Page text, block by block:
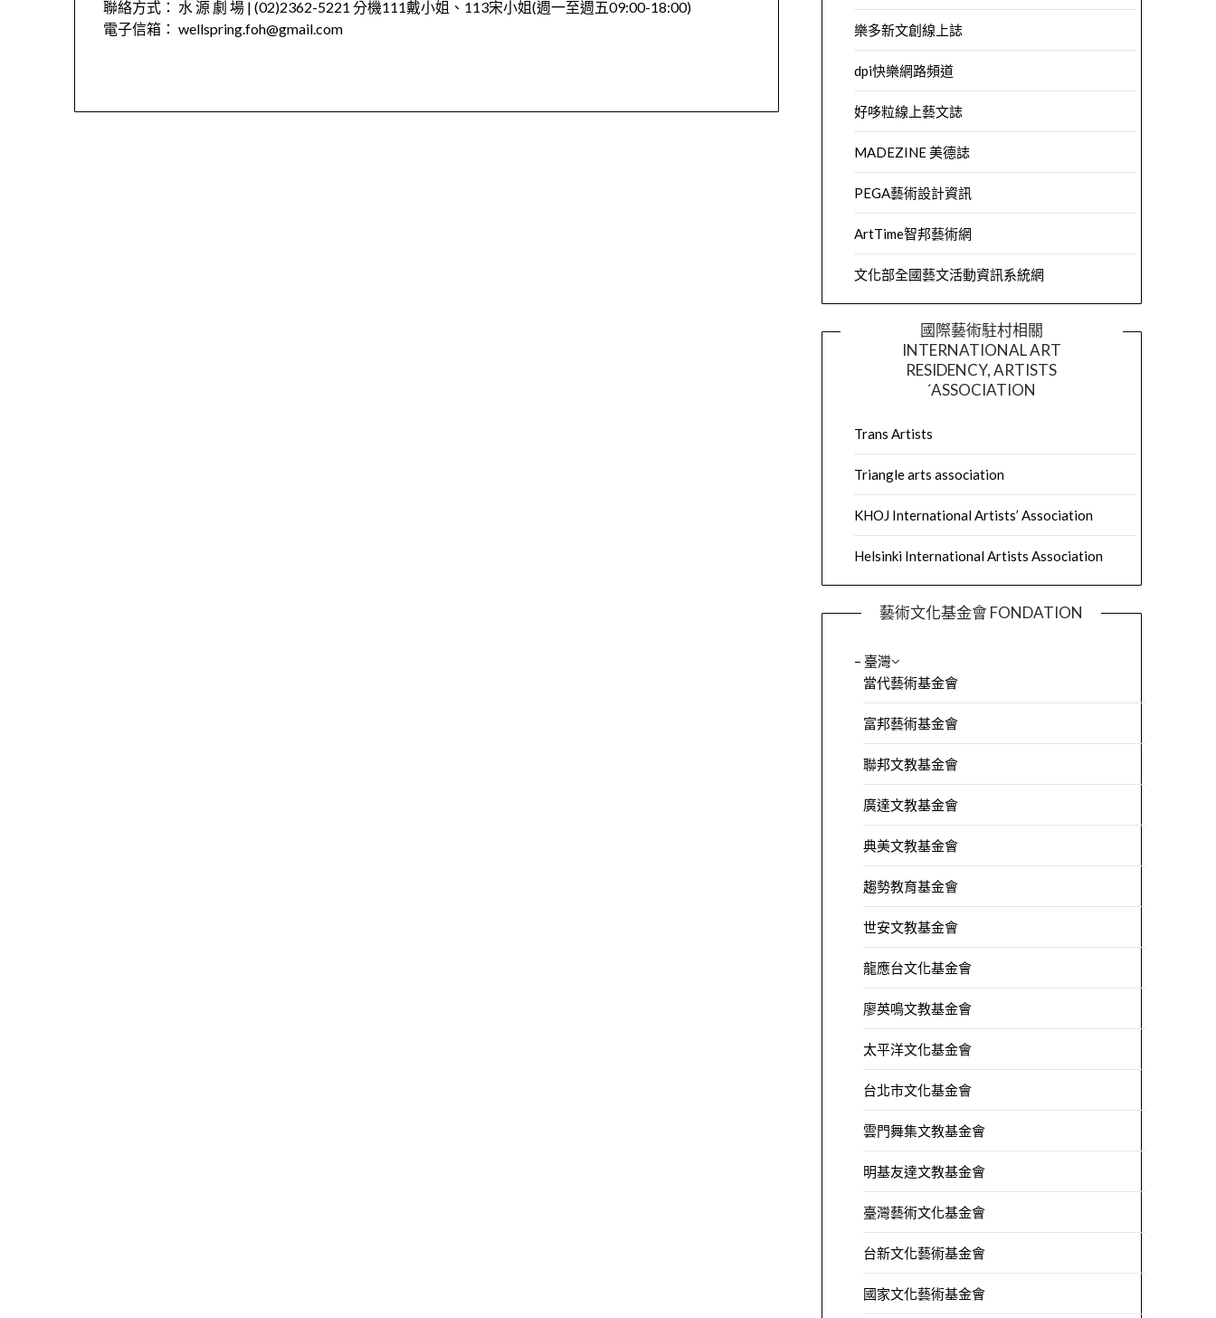
聯絡方式： 水 源 劇 場 | (02)2362-5221 分機111戴小姐、113宋小姐(週一至週五09:00-18:00)
電子信箱： wellspring.foh@gmail.com
樂多新文創線上誌
dpi快樂網路頻道
好哆粒線上藝文誌
MADEZINE 美德誌
PEGA藝術設計資訊
ArtTime智邦藝術網
文化部全國藝文活動資訊系統網
國際藝術駐村相關
INTERNATIONAL ART
RESIDENCY, ARTISTS
´ASSOCIATION
Trans Artists
Triangle arts association
KHOJ International Artists’ Association
Helsinki International Artists Association
藝術文化基金會 FONDATION
– 臺灣
當代藝術基金會
富邦藝術基金會
聯邦文教基金會
廣達文教基金會
典美文教基金會
趨勢教育基金會
世安文教基金會
龍應台文化基金會
廖英鳴文教基金會
太平洋文化基金會
台北市文化基金會
雲門舞集文教基金會
明基友達文教基金會
臺灣藝術文化基金會
台新文化藝術基金會
國家文化藝術基金會